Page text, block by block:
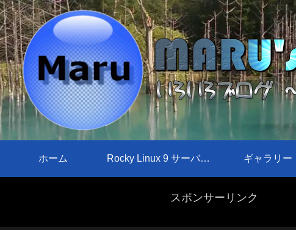
ホーム Rocky Linux 9 サーバ構築手順 ギャラリー
スポンサーリンク